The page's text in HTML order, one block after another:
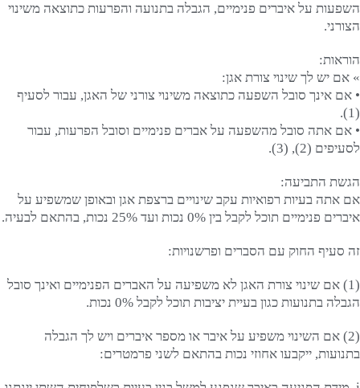
השפעות על איברים פנימיים, הגבלה בתנועה והפרעות כתוצאה משינוי
הצורני.
הוראות:
» אם יש לך שינוי צורת אגן:
• אם אינך סובל השפעה כתוצאה משינוי צורני של האגן, עבור לסעיף
(1).
• אם אתה סובל מהשפעה על אברים פנימיים וסובל הפרעות, עבור
לסעיפים (2), (3).
הגשת התביעה:
אם אתה בעיות רפואיות עקב שינויים ברצפת אגן ובאופן שמשפיע על
איברים פנימיים תוכל לקבל בין 0% נכות ועד 25% נכות, בהתאם לבעיה.
זה סעיף החוק עם הסברים ופרשנויות:
(1) אם שינוי צורת האגן לא משפיעה על האברים הפנימיים ואינך סובל
הגבלה בתנועות כגון בעיית יציבות תוכל לקבל 0% נכות.
(2) אם השינוי משפיע על איבר או מספר איברים ויש לך הגבלה
בתנועות, ייקבעו אחוזי נכות בהתאם לשני פרמטרים: